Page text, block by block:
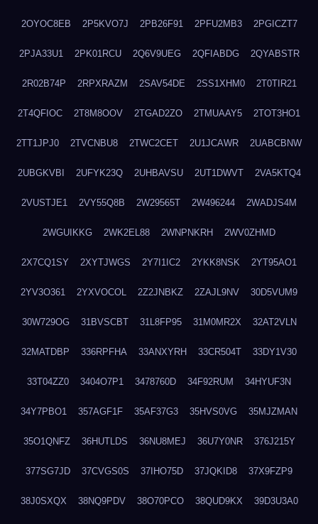
2OYOC8EB 2P5KVO7J 2PB26F91 2PFU2MB3 2PGICZT7
2PJA33U1 2PK01RCU 2Q6V9UEG 2QFIABDG 2QYABSTR
2R02B74P 2RPXRAZM 2SAV54DE 2SS1XHM0 2T0TIR21
2T4QFIOC 2T8M8OOV 2TGAD2ZO 2TMUAAY5 2TOT3HO1
2TT1JPJ0 2TVCNBU8 2TWC2CET 2U1JCAWR 2UABCBNW
2UBGKVBI 2UFYK23Q 2UHBAVSU 2UT1DWVT 2VA5KTQ4
2VUSTJE1 2VY55Q8B 2W29565T 2W496244 2WADJS4M
2WGUIKKG 2WK2EL88 2WNPNKRH 2WV0ZHMD
2X7CQ1SY 2XYTJWGS 2Y7I1IC2 2YKK8NSK 2YT95AO1
2YV3O361 2YXVOCOL 2Z2JNBKZ 2ZAJL9NV 30D5VUM9
30W729OG 31BVSCBT 31L8FP95 31M0MR2X 32AT2VLN
32MATDBP 336RPFHA 33ANXYRH 33CR504T 33DY1V30
33T04ZZ0 3404O7P1 3478760D 34F92RUM 34HYUF3N
34Y7PBO1 357AGF1F 35AF37G3 35HVS0VG 35MJZMAN
35O1QNFZ 36HUTLDS 36NU8MEJ 36U7Y0NR 376J215Y
377SG7JD 37CVGS0S 37IHO75D 37JQKID8 37X9FZP9
38J0SXQX 38NQ9PDV 38O70PCO 38QUD9KX 39D3U3A0